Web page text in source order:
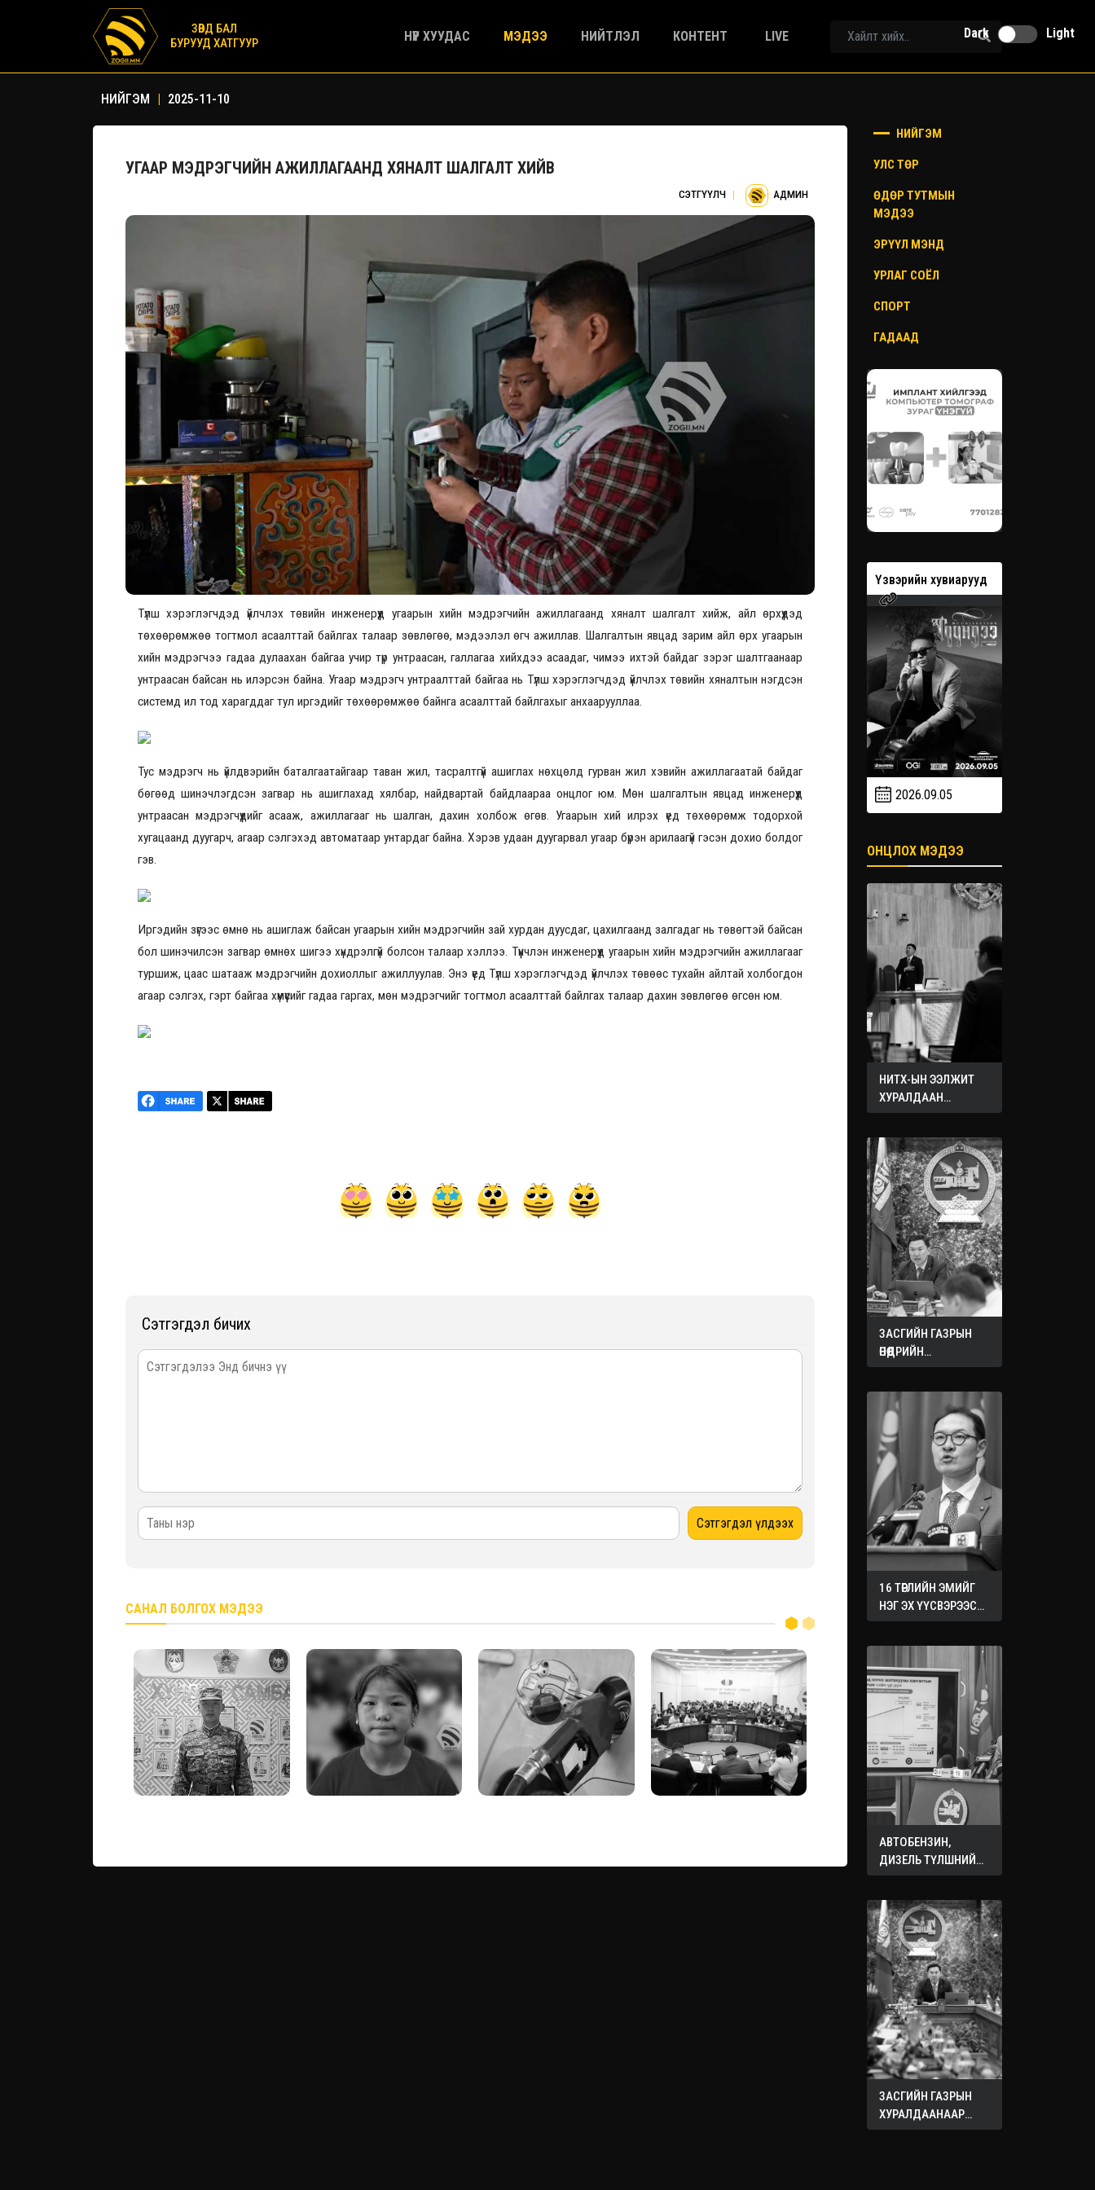
ЗӨВД БАЛ
БУРУУД ХАТГУУР
НҮҮР ХУУДАС МЭДЭЭ НИЙТЛЭЛ КОНТЕНТ LIVE Dark Light
НИЙГЭМ | 2025-11-10
УГААР МЭДРЭГЧИЙН АЖИЛЛАГААНД ХЯНАЛТ ШАЛГАЛТ ХИЙВ
СЭТГҮҮЛЧ | АДМИН
Түлш хэрэглэгчдэд үйлчлэх төвийн инженерүүд угаарын хийн мэдрэгчийн ажиллагаанд хяналт шалгалт хийж, айл өрхүүдэд
төхөөрөмжөө тогтмол асаалттай байлгах талаар зөвлөгөө, мэдээлэл өгч ажиллав. Шалгалтын явцад зарим айл өрх угаарын
хийн мэдрэгчээ гадаа дулаахан байгаа учир түр унтраасан, галлагаа хийхдээ асаадаг, чимээ ихтэй байдаг зэрэг шалтгаанаар
унтраасан байсан нь илэрсэн байна. Угаар мэдрэгч унтраалттай байгаа нь Түлш хэрэглэгчдэд үйлчлэх төвийн хяналтын нэгдсэн
системд ил тод харагддаг тул иргэдийг төхөөрөмжөө байнга асаалттай байлгахыг анхаарууллаа.
Тус мэдрэгч нь үйлдвэрийн баталгаатайгаар таван жил, тасралтгүй ашиглах нөхцөлд гурван жил хэвийн ажиллагаатай байдаг
бөгөөд шинэчлэгдсэн загвар нь ашиглахад хялбар, найдвартай байдлаараа онцлог юм. Мөн шалгалтын явцад инженерүүд
унтраасан мэдрэгчүүдийг асааж, ажиллагааг нь шалган, дахин холбож өгөв. Угаарын хий илрэх үед төхөөрөмж тодорхой
хугацаанд дуугарч, агаар сэлгэхэд автоматаар унтардаг байна. Хэрэв удаан дуугарвал угаар бүрэн арилаагүй гэсэн дохио болдог
гэв.
Иргэдийн зүгээс өмнө нь ашиглаж байсан угаарын хийн мэдрэгчийн зай хурдан дуусдаг, цахилгаанд залгадаг нь төвөгтэй байсан
бол шинэчилсэн загвар өмнөх шигээ хүндрэлгүй болсон талаар хэллээ. Түүнчлэн инженерүүд угаарын хийн мэдрэгчийн ажиллагааг
туршиж, цаас шатааж мэдрэгчийн дохиоллыг ажиллуулав. Энэ үед Түлш хэрэглэгчдэд үйлчлэх төвөөс тухайн айлтай холбогдон
агаар сэлгэх, гэрт байгаа хүмүүсийг гадаа гаргах, мөн мэдрэгчийг тогтмол асаалттай байлгах талаар дахин зөвлөгөө өгсөн юм.
Сэтгэгдэл бичих
САНАЛ БОЛГОХ МЭДЭЭ
НИЙГЭМ
УЛС ТӨР
ӨДӨР ТУТМЫН
МЭДЭЭ
ЭРҮҮЛ МЭНД
УРЛАГ СОЁЛ
СПОРТ
ГАДААД
Үзвэрийн хувиарууд
2026.08.30 20:00
Үзвэрийн хувиарууд
2026.08.08
Үзвэрийн хувиарууд
2026.09.05
ОНЦЛОХ МЭДЭЭ
НИТХ-ЫН ЭЭЛЖИТ
ХУРАЛДААН
ЭХЭЛЛЭЭ
ЗАСГИЙН ГАЗРЫН
ӨНӨӨДРИЙН
ХУРАЛДААНААС
ШИЙДВЭРҮҮД
16 ТӨРЛИЙН ЭМИЙГ
НЭГ ЭХ ҮҮСВЭРЭЭС
ХУДАЛДАН АВАХ
АВТОБЕНЗИН,
ДИЗЕЛЬ ТҮЛШНИЙ
ОНЦГОЙ АЛБАН
ЗАСГИЙН ГАЗРЫН
ХУРАЛДААНААР
ХЭЛЭЛЦЭЖ БУЙ